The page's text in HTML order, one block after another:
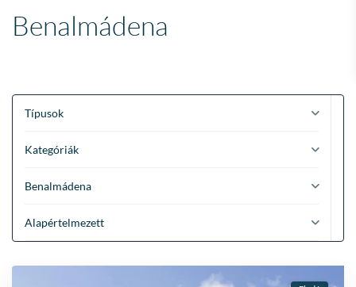
Benalmádena
Típusok
Kategóriák
Benalmádena
Alapértelmezett